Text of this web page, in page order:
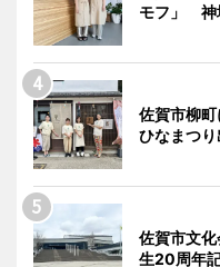
モフ」 神
佐賀市柳
ひなまつ
佐賀市文
生20周年